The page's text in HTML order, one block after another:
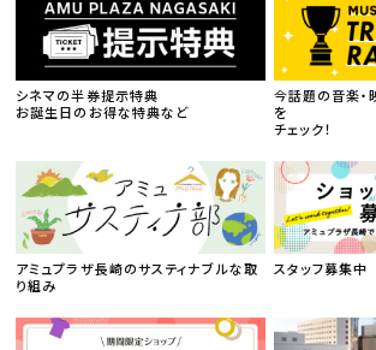
シネマの半券提示特典
お誕生日のお得な特典など
今話題の音楽・
を
チェック！
アミュプラザ長崎のサスティナブルな取
り組み
スタッフ募集中